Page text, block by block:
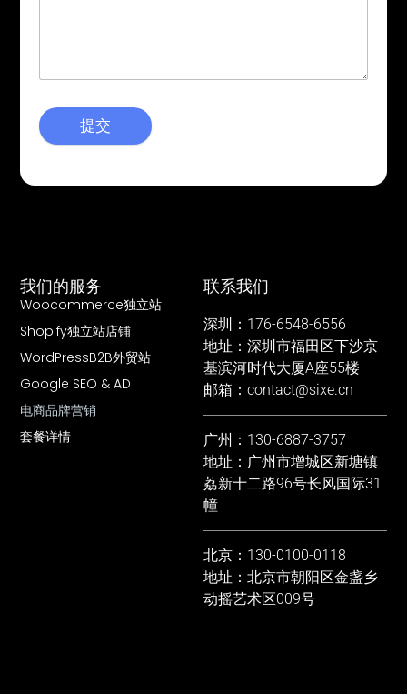
我们的服务
Woocommerce独立站
Shopify独立站店铺
WordPressB2B外贸站
Google SEO & AD
电商品牌营销
套餐详情
联系我们
深圳：176-6548-6556
地址：深圳市福田区下沙京
基滨河时代大厦A座55楼
邮箱：contact@sixe.cn
广州：130-6887-3757
地址：广州市增城区新塘镇
荔新十二路96号长风国际31
幢
北京：130-0100-0118
地址：北京市朝阳区金盏乡
动摇艺术区009号
提交